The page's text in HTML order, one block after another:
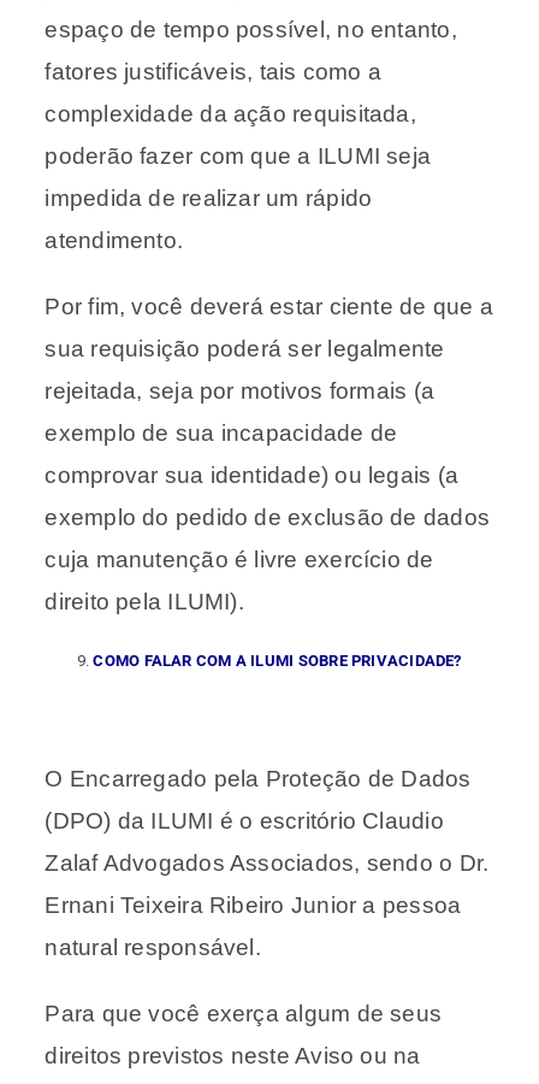
espaço de tempo possível, no entanto,
fatores justificáveis, tais como a
complexidade da ação requisitada,
poderão fazer com que a ILUMI seja
impedida de realizar um rápido
atendimento.
Por fim, você deverá estar ciente de que a
sua requisição poderá ser legalmente
rejeitada, seja por motivos formais (a
exemplo de sua incapacidade de
comprovar sua identidade) ou legais (a
exemplo do pedido de exclusão de dados
cuja manutenção é livre exercício de
direito pela ILUMI).
COMO FALAR COM A ILUMI SOBRE PRIVACIDADE?
O Encarregado pela Proteção de Dados
(DPO) da ILUMI é o escritório Claudio
Zalaf Advogados Associados, sendo o Dr.
Ernani Teixeira Ribeiro Junior a pessoa
natural responsável.
Para que você exerça algum de seus
direitos previstos neste Aviso ou na